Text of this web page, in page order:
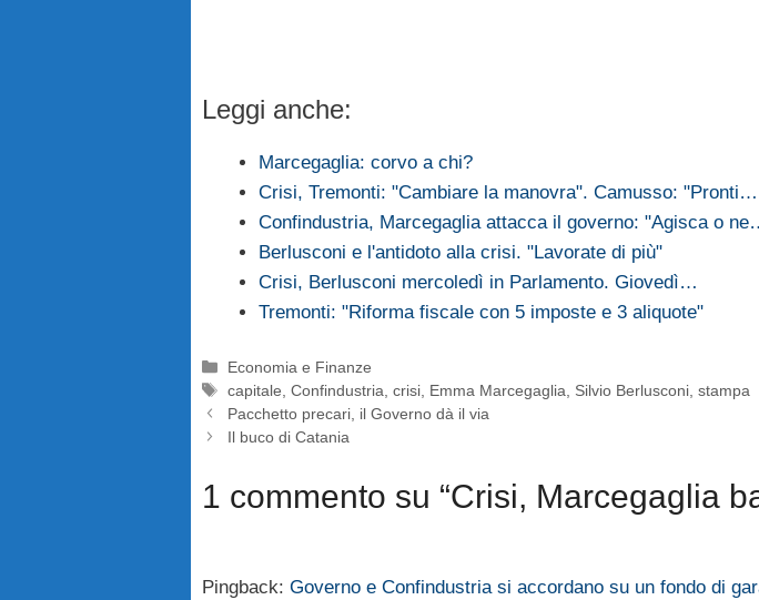
Leggi anche:
Marcegaglia: corvo a chi?
Crisi, Tremonti: "Cambiare la manovra". Camusso: "Pronti…
Confindustria, Marcegaglia attacca il governo: "Agisca o
Berlusconi e l'antidoto alla crisi. "Lavorate di più"
Crisi, Berlusconi mercoledì in Parlamento. Giovedì…
Tremonti: "Riforma fiscale con 5 imposte e 3 aliquote"
Categorie
Economia e Finanze
Tag
capitale ,Confindustria ,crisi Emma Marcegaglia Silvio Berlusconi ,stampa
Pacchetto precari, il Governo dà il via
Il buco di Catania
1 commento su “Crisi, Marcegaglia
Pingback: Governo e Confindustria si accordano su un fondo di